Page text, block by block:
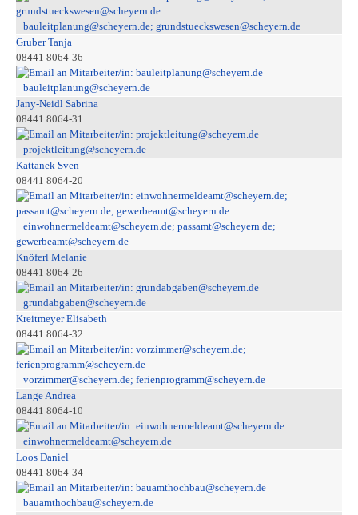
bauleitplanung@scheyern.de; grundstueckswesen@scheyern.de
Gruber Tanja
08441 8064-36
bauleitplanung@scheyern.de
Jany-Neidl Sabrina
08441 8064-31
projektleitung@scheyern.de
Kattanek Sven
08441 8064-20
einwohnermeldeamt@scheyern.de; passamt@scheyern.de;
gewerbeamt@scheyern.de
Knöferl Melanie
08441 8064-26
grundabgaben@scheyern.de
Kreitmeyer Elisabeth
08441 8064-32
vorzimmer@scheyern.de; ferienprogramm@scheyern.de
Lange Andrea
08441 8064-10
einwohnermeldeamt@scheyern.de
Loos Daniel
08441 8064-34
bauamthochbau@scheyern.de